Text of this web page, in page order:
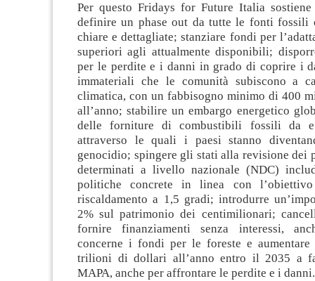
Per questo Fridays for Future Italia
definire un phase out da tutte le fonti fossili
chiare e dettagliate; stanziare fondi per
superiori agli attualmente disponibili;
per le perdite e i danni in grado di coprire i
immateriali che le comunità subiscono a
climatica, con un fabbisogno minimo di 400
all’anno; stabilire un embargo energetico
delle forniture di combustibili fossili da e
attraverso le quali i paesi stanno
genocidio; spingere gli stati alla revisione dei
determinati a livello nazionale (NDC)
politiche concrete in linea con
riscaldamento a 1,5 gradi; introdurre
2% sul patrimonio dei centimilionari;
fornire finanziamenti senza interessi,
concerne i fondi per le foreste e
trilioni di dollari all’anno entro il 2035 a
MAPA, anche per affrontare le perdite e i danni.